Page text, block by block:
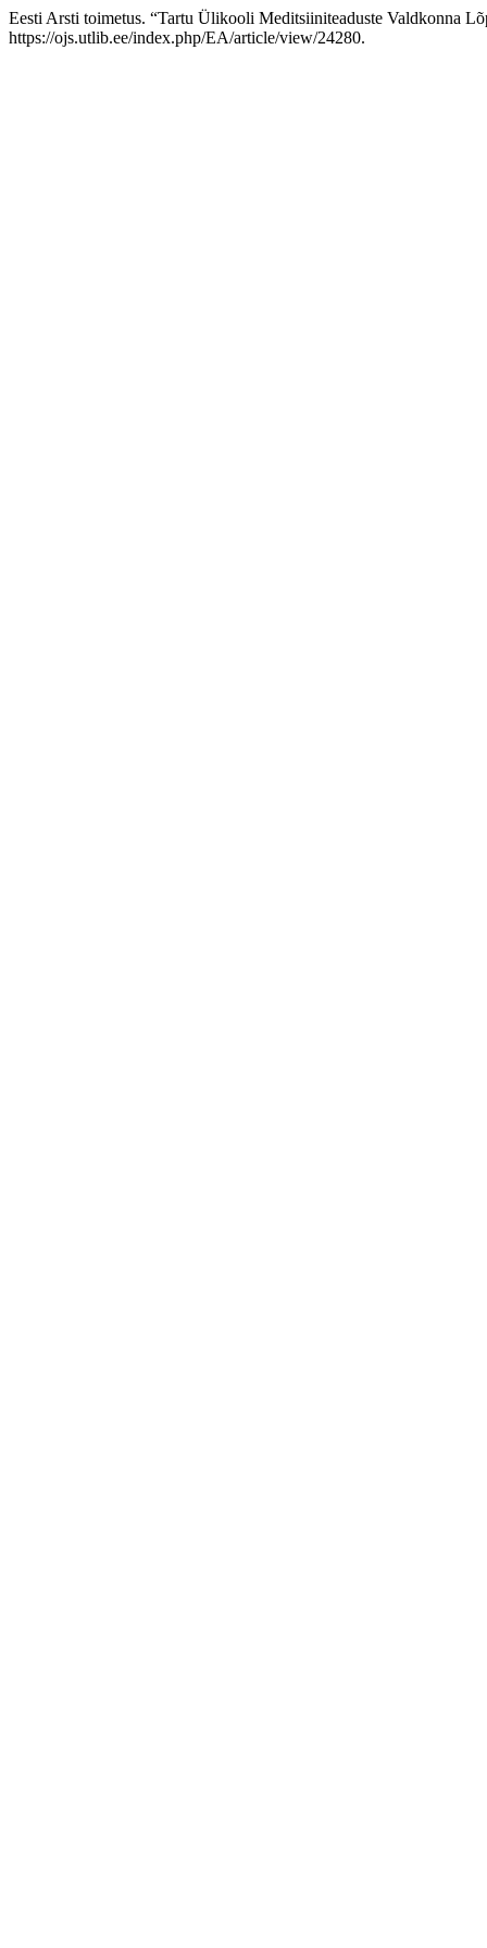
Eesti Arsti toimetus. “Tartu Ülikooli Meditsiiniteaduste Valdkonna
https://ojs.utlib.ee/index.php/EA/article/view/24280.